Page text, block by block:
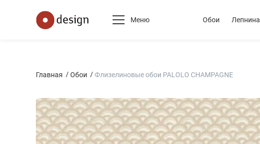
Меню Обои Лепнина
Главная Обои Флизелиновые обои PALOLO CHAMPAGNE